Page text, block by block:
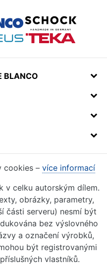
BLANCO
cookies – více informací
v celku autorským dílem.
obrázky, parametry,
části serveru) nesmí být
bez výslovného
a označení výrobků,
být registrovanými
vlastníků.